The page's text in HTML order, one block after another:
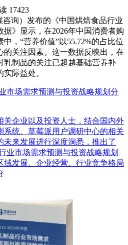
17423
咨询）发布的《中国烘焙食品行业
》显示，在2026年中国消费者购
，“营养价值”以55.72%的占比位
的关注因素。这一数据反映出，在
乳制品的关注已超越基础营养补
际益处。
市场需求预测与投资战略规划分
关企业以及投资人士，结合国内外
系统、草莓派用户调研中心的相关
来发展进行深度洞悉，推出了
业市场需求预测与投资战略规划
域发展、企业经营、行业竞争格局